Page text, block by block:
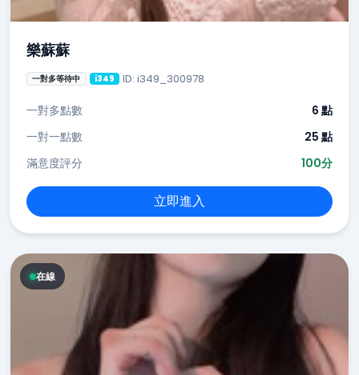
樂蘇蘇
一對多等待中 i349 ID: i349_300978
一對多點數
6 點
一對一點數
25 點
滿意度評分
100分
立即進入
在線